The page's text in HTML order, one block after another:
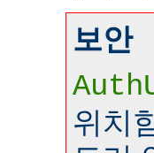
보안
위치